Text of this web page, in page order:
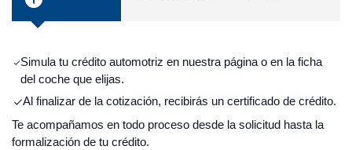
Simula tu crédito automotriz en nuestra página o en la ficha
del coche que elijas.
Al finalizar de la cotización, recibirás un certificado de crédito.
Te acompañamos en todo proceso desde la solicitud hasta la
formalización de tu crédito.